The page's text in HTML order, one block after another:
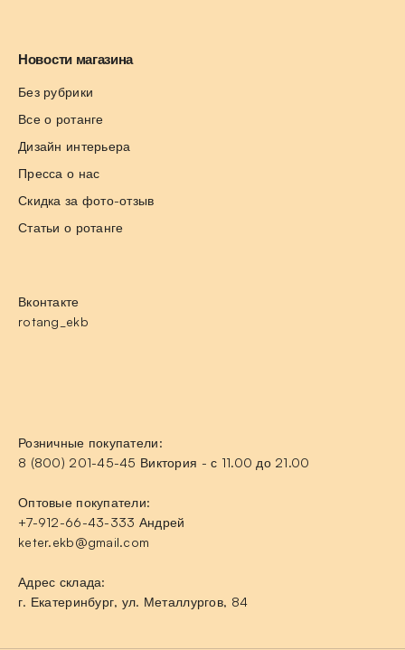
Новости магазина
Без рубрики
Все о ротанге
Дизайн интерьера
Пресса о нас
Скидка за фото-отзыв
Статьи о ротанге
Вконтакте
rotang_ekb
Розничные покупатели:
8 (800) 201-45-45 Виктория - с 11.00 до 21.00
Оптовые покупатели:
+7-912-66-43-333 Андрей
keter.ekb@gmail.com
Адрес склада:
г. Екатеринбург, ул. Металлургов, 84